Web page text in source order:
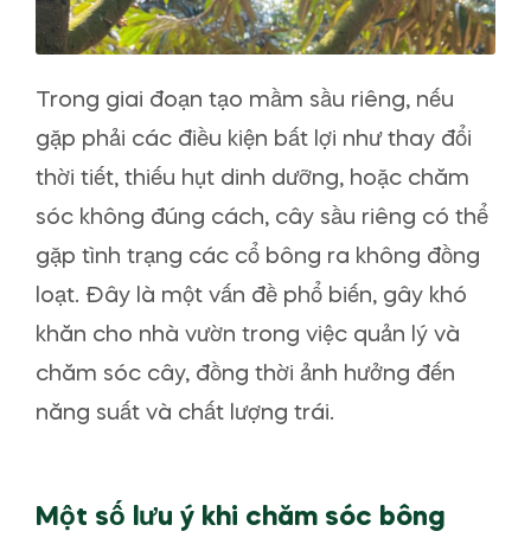
Trong giai đoạn tạo mầm sầu riêng, nếu
gặp phải các điều kiện bất lợi như thay đổi
thời tiết, thiếu hụt dinh dưỡng, hoặc chăm
sóc không đúng cách, cây sầu riêng có thể
gặp tình trạng các cổ bông ra không đồng
loạt. Đây là một vấn đề phổ biến, gây khó
khăn cho nhà vườn trong việc quản lý và
chăm sóc cây, đồng thời ảnh hưởng đến
năng suất và chất lượng trái.
Một số lưu ý khi chăm sóc bông